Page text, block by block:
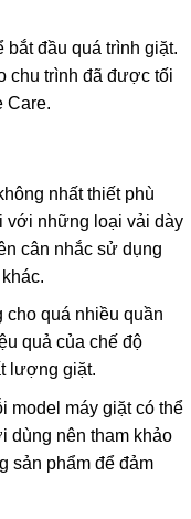
bắt đầu quá trình giặt.
chu trình đã được tối
Care.
nhất thiết phù
với những loại vải dày
cân nhắc sử dụng
cho quá nhiều quần
quả của chế độ
lượng giặt.
model máy giặt có thể
dùng nên tham khảo
sản phẩm để đảm